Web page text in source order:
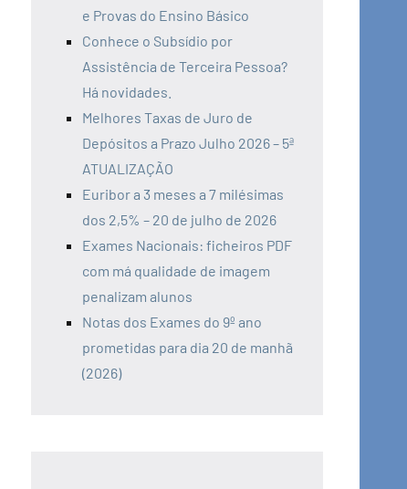
e Provas do Ensino Básico
Conhece o Subsídio por
Assistência de Terceira Pessoa?
Há novidades.
Melhores Taxas de Juro de
Depósitos a Prazo Julho 2026 – 5ª
ATUALIZAÇÃO
Euribor a 3 meses a 7 milésimas
dos 2,5% – 20 de julho de 2026
Exames Nacionais: ficheiros PDF
com má qualidade de imagem
penalizam alunos
Notas dos Exames do 9º ano
prometidas para dia 20 de manhã
(2026)